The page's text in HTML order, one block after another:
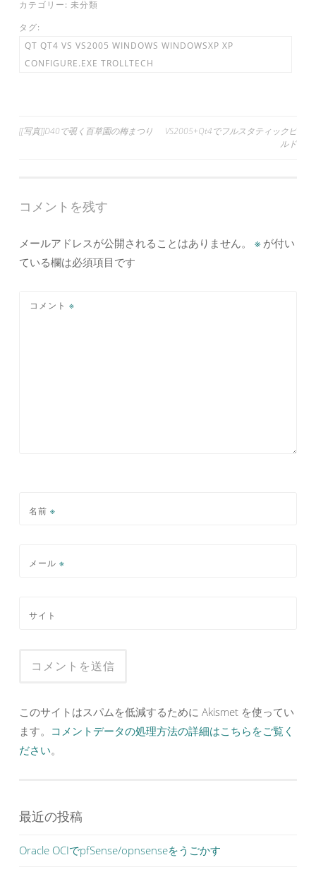
カテゴリー: 未分類
タグ:
QT QT4 VS VS2005 WINDOWS WINDOWSXP XP
CONFIGURE.EXE TROLLTECH
投
ー
シ
ン
[[写真]]D40で覗く百草園の梅まつり
VS2005+Qt4でフルスタティックビ
ルド
コメントを残す
メールアドレスが公開されることはありません。 ※ が付い
ている欄は必須項目です
コメント ※
名前 ※
メール ※
サイト
このサイトはスパムを低減するために Akismet を使ってい
ます。 コメントデータの処理方法の詳細はこちらをご覧く
ださい。
最近の投稿
Oracle OCIでpfSense/opnsenseをうごかす